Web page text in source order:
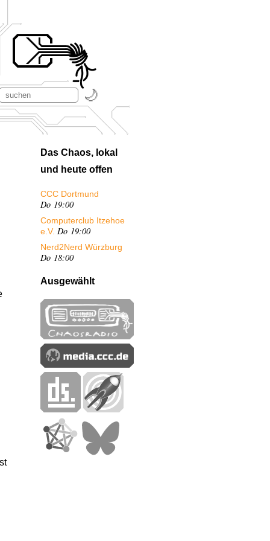
Das Chaos, lokal
und heute offen
CCC Dortmund
Do 19:00
Computerclub Itzehoe
e.V. Do 19:00
Nerd2Nerd Würzburg
Do 18:00
Ausgewählt